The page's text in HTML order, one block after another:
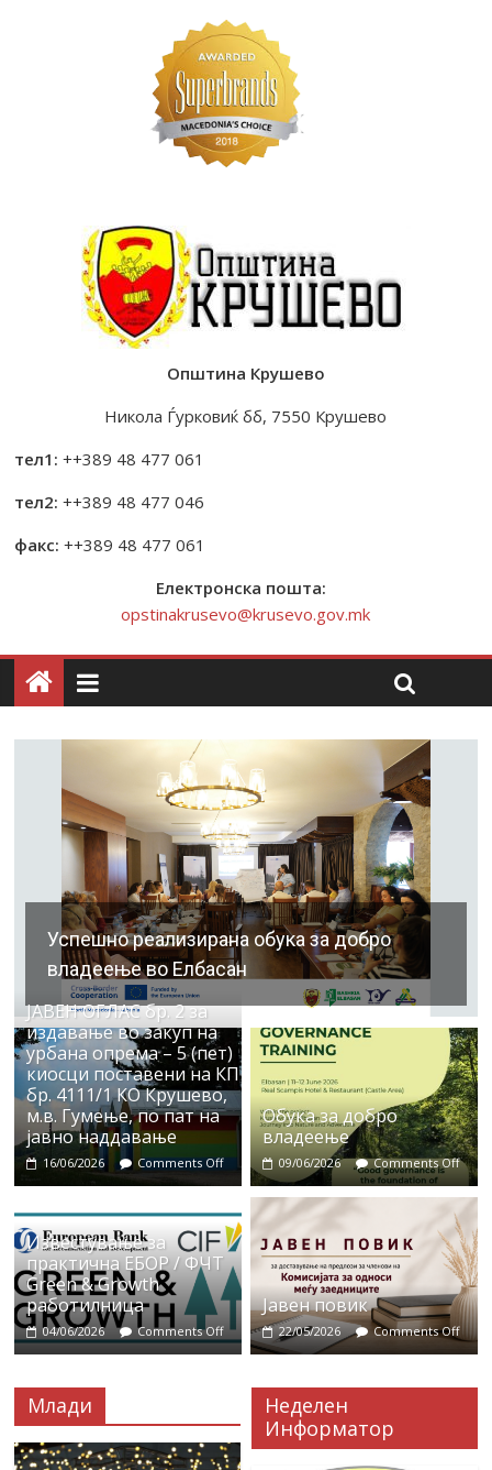
Општина Крушево
Никола Ѓурковиќ бб, 7550 Крушево
тел1: ++389 48 477 061
тел2: ++389 48 477 046
факс: ++389 48 477 061
Електронска пошта:
opstinakrusevo@krusevo.gov.mk
Успешно реализирана обука за добро
владеење во Елбасан
ЈАВЕН ОГЛАС бр. 2 за
издавање во закуп на
урбана опрема – 5 (пет)
киосци поставени на КП
бр. 4111/1 КО Крушево,
м.в. Гумење, по пат на
јавно наддавање
16/06/2026 Comments Off
Обука за добро
владеење
09/06/2026 Comments Off
Известување за
практична ЕБОР / ФЧТ
Green & Growth
работилница
04/06/2026 Comments Off
Јавен повик
22/05/2026 Comments Off
Млади
Неделен
Информатор